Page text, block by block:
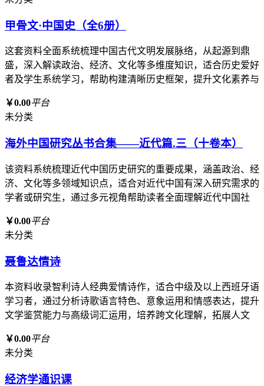
甲骨文·中国史（全6册）
这套资料全面系统梳理中国古代文明发展脉络，从起源到鼎
盛，深入解读政治、经济、文化等多维度知识，适合历史爱好
者及学生系统学习，帮助构建清晰历史框架，提升文化素养与
￥0.00平台
未分类
海外中国研究丛书合集——近代篇.三（十卷本）
该资料系统梳理近代中国历史研究的重要成果，涵盖政治、经
济、文化等多领域知识点，适合对近代中国有深入研究需求的
学者或研究生，通过多元视角帮助读者全面理解近代中国社
￥0.00平台
未分类
聂鲁达情诗
本资料收录智利诗人经典爱情诗作，适合中级及以上西班牙语
学习者，通过分析诗歌语言特色、意象运用和情感表达，提升
文学鉴赏能力与高级词汇运用，培养跨文化理解，拓展人文
￥0.00平台
未分类
经济学通识课